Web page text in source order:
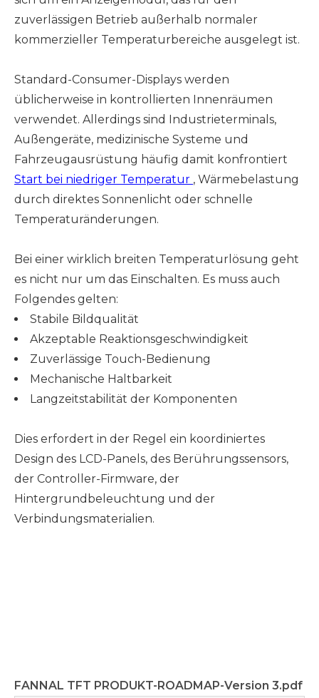
zuverlässigen Betrieb außerhalb normaler
kommerzieller Temperaturbereiche ausgelegt ist.
Standard-Consumer-Displays werden
üblicherweise in kontrollierten Innenräumen
verwendet. Allerdings sind Industrieterminals,
Außengeräte, medizinische Systeme und
Fahrzeugausrüstung häufig damit konfrontiert
Start bei niedriger Temperatur , Wärmebelastung
durch direktes Sonnenlicht oder schnelle
Temperaturänderungen.
Bei einer wirklich breiten Temperaturlösung geht
es nicht nur um das Einschalten. Es muss auch
Folgendes gelten:
Stabile Bildqualität
Akzeptable Reaktionsgeschwindigkeit
Zuverlässige Touch-Bedienung
Mechanische Haltbarkeit
Langzeitstabilität der Komponenten
Dies erfordert in der Regel ein koordiniertes
Design des LCD-Panels, des Berührungssensors,
der Controller-Firmware, der
Hintergrundbeleuchtung und der
Verbindungsmaterialien.
FANNAL TFT PRODUKT-ROADMAP-Version 3.pdf